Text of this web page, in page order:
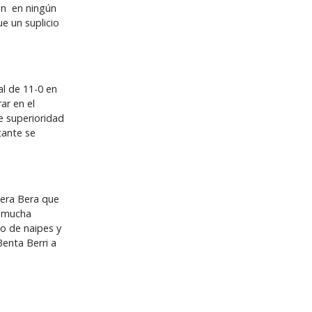
en ningún
un suplicio
de 11-0 en
en el
superioridad
se
Bera que
de naipes y
Berri a